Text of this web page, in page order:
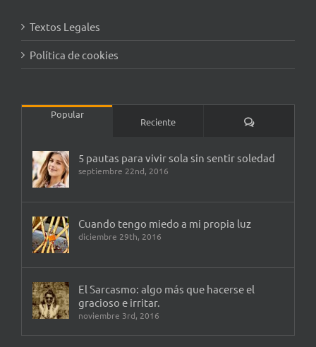
Textos Legales
Política de cookies
Popular
Reciente Comentarios
5 pautas para vivir sola sin sentir soledad
septiembre 22nd, 2016
Cuando tengo miedo a mi propia luz
diciembre 29th, 2016
El Sarcasmo: algo más que hacerse el
gracioso e irritar.
noviembre 3rd, 2016